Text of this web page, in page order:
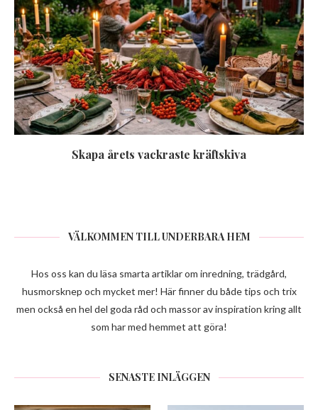
Skapa årets vackraste kräftskiva
VÄLKOMMEN TILL UNDERBARA HEM
Hos oss kan du läsa smarta artiklar om inredning, trädgård,
husmorsknep och mycket mer! Här finner du både tips och trix
men också en hel del goda råd och massor av inspiration kring allt
som har med hemmet att göra!
SENASTE INLÄGGEN